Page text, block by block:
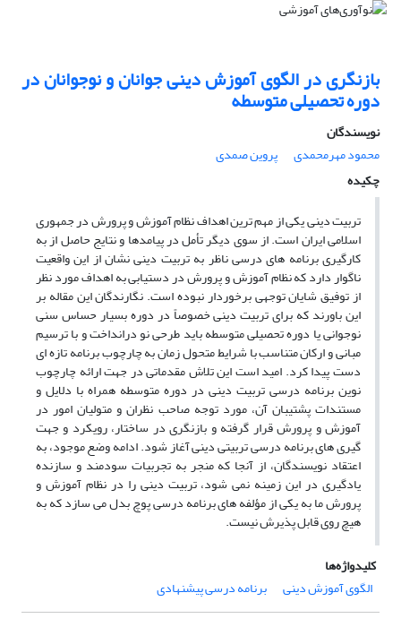
بازنگری در الگوی آموزش دینی جوانان و نوجوانان در
دوره تحصیلی متوسطه
نویسندگان
محمود مهرمحمدی
پروین صمدی
چکیده
تربیت دینی یکی از مهم ترین اهداف نظام آموزش و پرورش در جمهوری
اسلامی ایران است. از سوی دیگر تأمل در پیامدها و نتایج حاصل از به
کارگیری برنامه های درسی ناظر به تربیت دینی نشان از این واقعیت
ناگوار دارد که نظام آموزش و پرورش در دستیابی به اهداف مورد نظر
از توفیق شایان توجهی برخوردار نبوده است. نگارندگان این مقاله بر
این باورند که برای تربیت دینی خصوصاً در دوره بسیار حساس سنی
نوجوانی یا دوره تحصیلی متوسطه باید طرحی نو درانداخت و با ترسیم
مبانی و ارکان متناسب با شرایط متحول زمان به چارچوب برنامه تازه ای
دست پیدا کرد. امید است این تلاش مقدماتی در جهت ارائه چارچوب
نوین برنامه درسی تربیت دینی در دوره متوسطه همراه با دلایل و
مستندات پشتیبان آن، مورد توجه صاحب نظران و متولیان امور در
آموزش و پرورش قرار گرفته و بازنگری در ساختار، رویکرد و جهت
گیری های برنامه درسی تربیتی دینی آغاز شود. ادامه وضع موجود، به
اعتقاد نویسندگان، از آنجا که منجر به تجربیات سودمند و سازنده
یادگیری در این زمینه نمی شود، تربیت دینی را در نظام آموزش و
پرورش ما به یکی از مؤلفه های برنامه درسی پوچ بدل می سازد که به
هیچ روی قابل پذیرش نیست.
کلیدواژه‌ها
الگوی آموزش دینی
برنامه درسی پیشنهادی